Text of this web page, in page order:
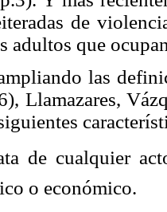
de
adultos que
las
Llamazares,
de cualquier
o económico.